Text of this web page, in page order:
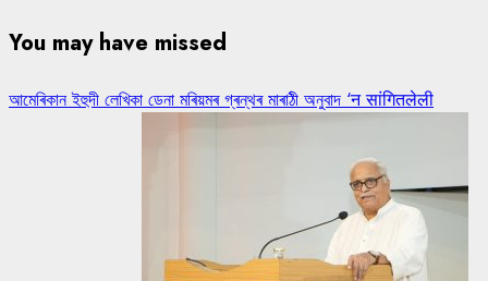
You may have missed
আমেৰিকান ইহুদী লেখিকা ডেনা মৰিয়মৰ গ্ৰন্থৰ মাৰাঠী অনুবাদ ‘न सांगितलेली